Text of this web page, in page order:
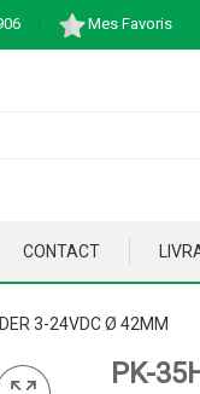
Mes Favoris
CONTACT
3-24VDC Ø 42MM
PK-